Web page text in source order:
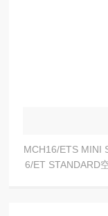
MCH16/ETS MINI
6/ET STANDARD